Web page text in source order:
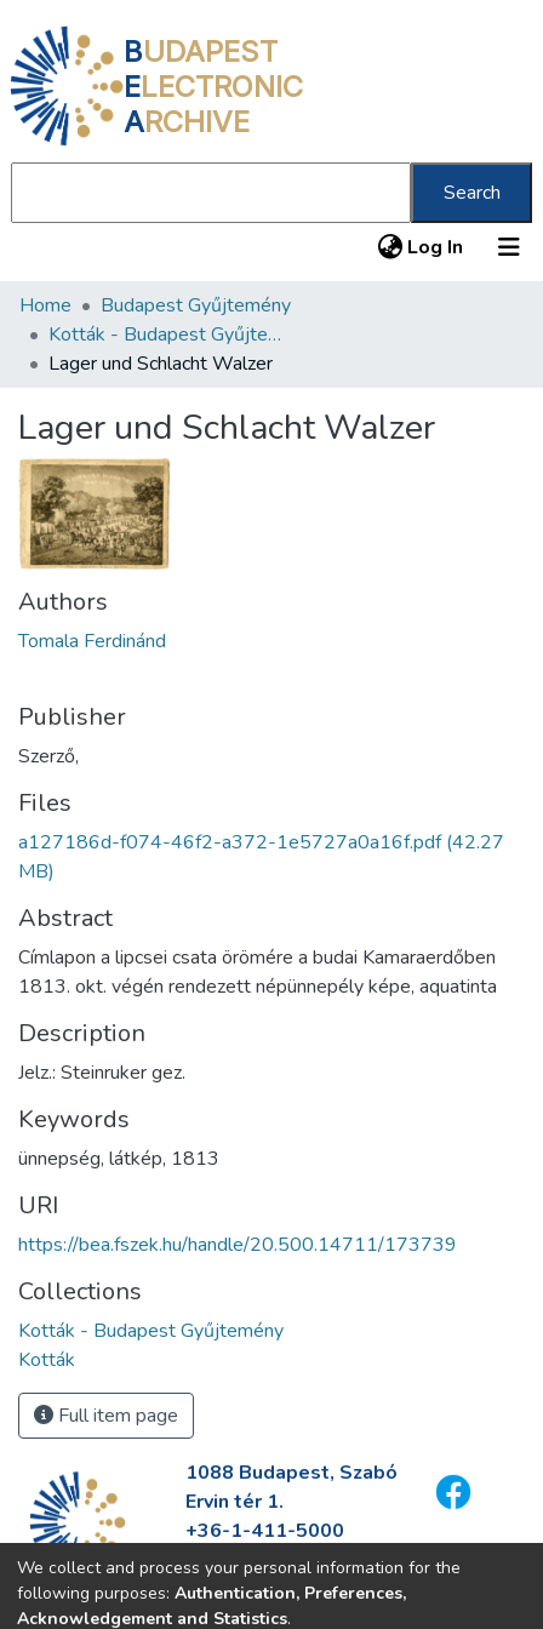
BUDAPEST
ELECTRONIC
ARCHIVE
Search
Log In (current)
Communities & Collections
All of DSpace
About us
Home
Budapest Gyűjtemény
Kották - Budapest Gyűjtemény
Lager und Schlacht Walzer
Lager und Schlacht Walzer
Authors
Tomala Ferdinánd
Publisher
Szerző,
Files
a127186d-f074-46f2-a372-1e5727a0a16f.pdf(42.27
MB)
Abstract
Címlapon a lipcsei csata örömére a budai Kamaraerdőben
1813. okt. végén rendezett népünnepély képe, aquatinta
Description
Jelz.: Steinruker gez.
Keywords
ünnepség, látkép, 1813
URI
https://bea.fszek.hu/handle/20.500.14711/173739
Collections
Kották - Budapest Gyűjtemény
Kották
Full item page
1088 Budapest, Szabó
Ervin tér 1.
+36-1-411-5000
info@fszek.hu
https://fszek.hu
We collect and process your personal information for the
following purposes: Authentication, Preferences,
Acknowledgement and Statistics.